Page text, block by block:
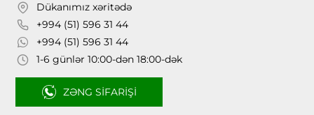
Dükanımız xəritədə
+994 (51) 596 31 44
+994 (51) 596 31 44
1-6 günlər 10:00-dən 18:00-dək
ZƏNG SIFARIŞI